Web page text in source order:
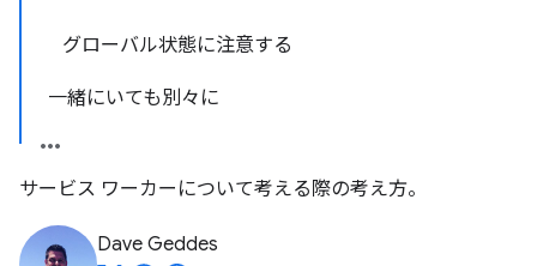
グローバル状態に注意する
一緒にいても別々に
サービス ワーカーについて考える際の考え方。
Dave Geddes